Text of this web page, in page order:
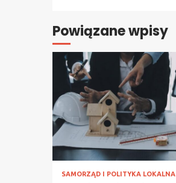
Powiązane wpisy
SAMORZĄD I POLITYKA LOKALNA